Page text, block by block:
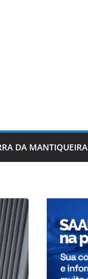
DA MANTIQUEIRA